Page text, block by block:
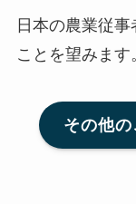
日本の農業従
ことを望みます
その他